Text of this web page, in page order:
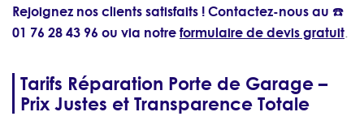
Rejoignez nos clients satisfaits ! Contactez-nous au ☎️
01 76 28 43 96 ou via notreformulaire de devis gratuit.
Tarifs Réparation Porte de Garage –
Prix Justes et Transparence Totale